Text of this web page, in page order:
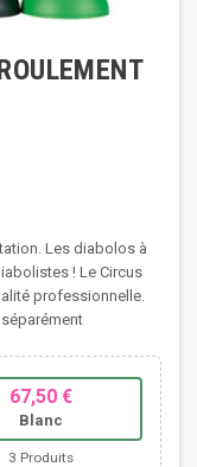
Les diabolos à
! Le Circus
professionnelle.
67,50 €
Blanc
3 Produits